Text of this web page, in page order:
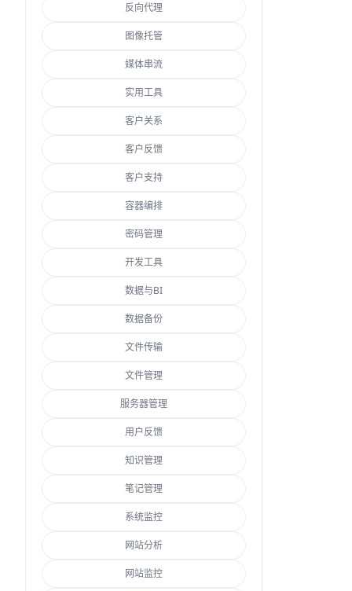
反向代理
图像托管
媒体串流
实用工具
客户关系
客户反馈
客户支持
容器编排
密码管理
开发工具
数据与BI
数据备份
文件传输
文件管理
服务器管理
用户反馈
知识管理
笔记管理
系统监控
网站分析
网站监控